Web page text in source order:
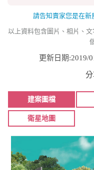
請告知賣家您是在新
以上資料包含圖片、相片、
更新日期
分
建案圖檔
衛星地圖